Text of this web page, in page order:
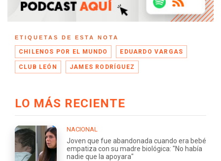
ETIQUETAS DE ESTA NOTA
CHILENOS POR EL MUNDO EDUARDO VARGAS
CLUB LEÓN JAMES RODRÍGUEZ
LO MÁS RECIENTE
NACIONAL
Joven que fue abandonada cuando era bebé
empatiza con su madre biológica: "No había
nadie que la apoyara"